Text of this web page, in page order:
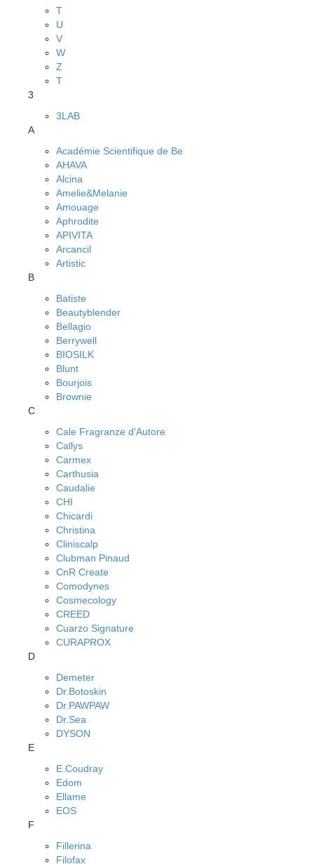
T
U
V
W
Z
Т
3
3LAB
A
Académie Scientifique de Be
AHAVA
Alcina
Amelie&Melanie
Amouage
Aphrodite
APIVITA
Arcancil
Artistic
B
Batiste
Beautyblender
Bellagio
Berrywell
BIOSILK
Blunt
Bourjois
Brownie
C
Cale Fragranze d'Autore
Callys
Carmex
Carthusia
Caudalie
CHI
Chicardi
Christina
Cliniscalp
Clubman Pinaud
CnR Create
Comodynes
Cosmecology
CREED
Cuarzo Signature
CURAPROX
D
Demeter
Dr.Botoskin
Dr.PAWPAW
Dr.Sea
DYSON
E
E.Coudray
Edom
Ellame
EOS
F
Fillerina
Filofax